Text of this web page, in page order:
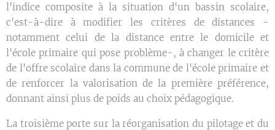
l'indice composite à la situation d'un bassin scolaire,
c'est-à-dire à modifier les critères de distances -
notamment celui de la distance entre le domicile et
l'école primaire qui pose problème-, à changer le critère
de l'offre scolaire dans la commune de l'école primaire et
de renforcer la valorisation de la première préférence,
donnant ainsi plus de poids au choix pédagogique.
La troisième porte sur la réorganisation du pilotage et du